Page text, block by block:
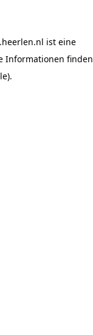
ist eine
Informationen finden